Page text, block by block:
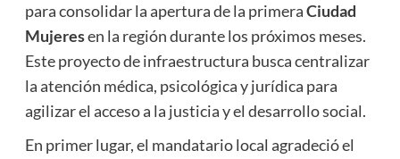
para consolidar la apertura de la primeraCiudad
Mujeresen la región durante los próximos meses.
Este proyecto de infraestructura busca centralizar
la atención médica, psicológica y jurídica para
agilizar el acceso a la justicia y el desarrollo social.
En primer lugar, el mandatario local agradeció el